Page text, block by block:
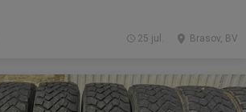
Brasov, BV
25 jul.